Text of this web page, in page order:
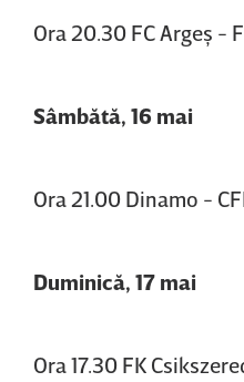
Ora 20.30 FC Argeş -
Sâmbătă, 16 mai
Ora 21.00 Dinamo -
Duminică, 17 mai
Ora 17.30 FK